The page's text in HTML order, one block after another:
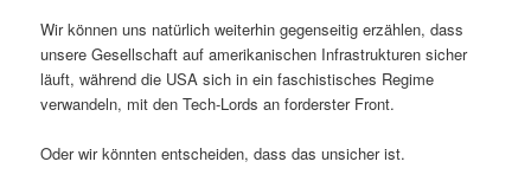
Wir können uns natürlich weiterhin gegenseitig erzählen, dass
unsere Gesellschaft auf amerikanischen Infrastrukturen sicher
läuft, während die USA sich in ein faschistisches Regime
verwandeln, mit den Tech-Lords an forderster Front.
Oder wir könnten entscheiden, dass das unsicher ist.